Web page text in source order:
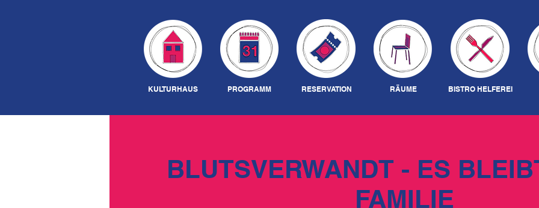
BLUTSVERWANDT - ES
FAMILIE
KULTURHAUS PROGRAMM RESERVATION RÄUME BISTRO HELFEREI